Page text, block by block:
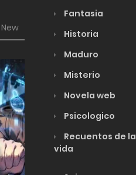
New
Fantasia
Historia
Maduro
Misterio
Novela web
Psicologico
Recuentos de la
vida